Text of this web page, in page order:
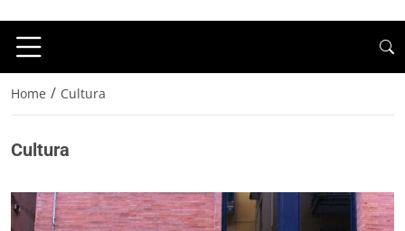
Home / Cultura
Cultura